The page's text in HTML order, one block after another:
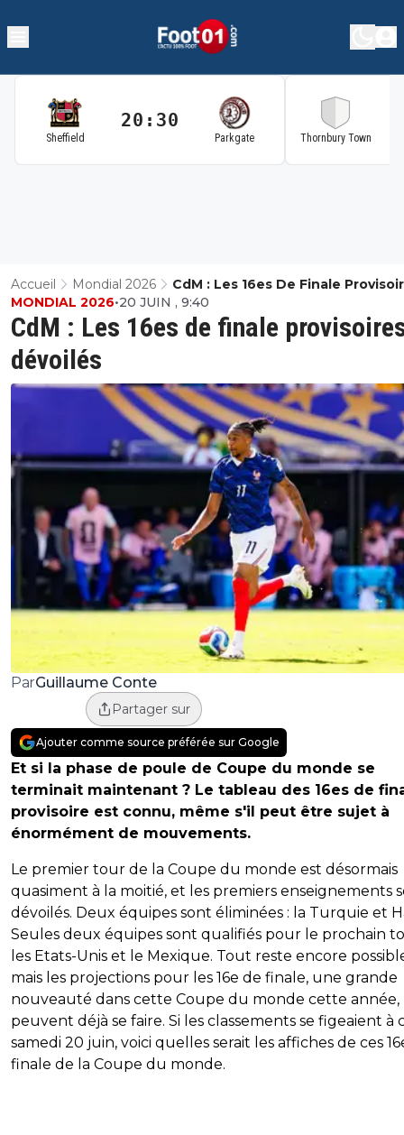
Sheffield
20:30
Parkgate Thornbury Town
Accueil Mondial 2026
CdM : Les 16es De Finale
Dévoilés
CdM : Les 16es de finale
dévoilés
MONDIAL 2026•20 JUIN , 9:40
ParGuillaume Conte
Partager sur
Ajouter comme source préférée sur Google
Et si la phase de poule de Coupe du monde se
terminait maintenant ? Le tableau des 16es de
provisoire est connu, même s'il peut être sujet à
énormément de mouvements.
Le premier tour de la Coupe du monde est désormais
quasiment à la moitié, et les premiers enseignements
dévoilés. Deux équipes sont éliminées : la Turquie et
Seules deux équipes sont qualifiés pour le prochain
les Etats-Unis et le Mexique. Tout reste encore
mais les projections pour les 16e de finale, une grande
nouveauté dans cette Coupe du monde cette année,
peuvent déjà se faire. Si les classements se figeaient à
samedi 20 juin, voici quelles serait les affiches de ces
finale de la Coupe du monde.